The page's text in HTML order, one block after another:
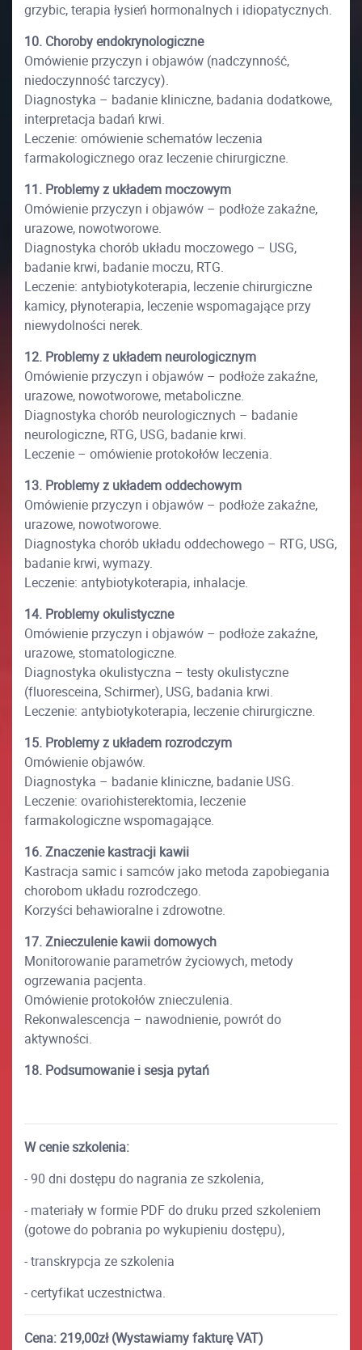
grzybic, terapia łysień hormonalnych i idiopatycznych.
10. Choroby endokrynologiczne
Omówienie przyczyn i objawów (nadczynność,
niedoczynność tarczycy).
Diagnostyka – badanie kliniczne, badania dodatkowe,
interpretacja badań krwi.
Leczenie: omówienie schematów leczenia
farmakologicznego oraz leczenie chirurgiczne.
11. Problemy z układem moczowym
Omówienie przyczyn i objawów – podłoże zakaźne,
urazowe, nowotworowe.
Diagnostyka chorób układu moczowego – USG,
badanie krwi, badanie moczu, RTG.
Leczenie: antybiotykoterapia, leczenie chirurgiczne
kamicy, płynoterapia, leczenie wspomagające przy
niewydolności nerek.
12. Problemy z układem neurologicznym
Omówienie przyczyn i objawów – podłoże zakaźne,
urazowe, nowotworowe, metaboliczne.
Diagnostyka chorób neurologicznych – badanie
neurologiczne, RTG, USG, badanie krwi.
Leczenie – omówienie protokołów leczenia.
13. Problemy z układem oddechowym
Omówienie przyczyn i objawów – podłoże zakaźne,
urazowe, nowotworowe.
Diagnostyka chorób układu oddechowego – RTG, USG,
badanie krwi, wymazy.
Leczenie: antybiotykoterapia, inhalacje.
14. Problemy okulistyczne
Omówienie przyczyn i objawów – podłoże zakaźne,
urazowe, stomatologiczne.
Diagnostyka okulistyczna – testy okulistyczne
(fluoresceina, Schirmer), USG, badania krwi.
Leczenie: antybiotykoterapia, leczenie chirurgiczne.
15. Problemy z układem rozrodczym
Omówienie objawów.
Diagnostyka – badanie kliniczne, badanie USG.
Leczenie: ovariohisterektomia, leczenie
farmakologiczne wspomagające.
16. Znaczenie kastracji kawii
Kastracja samic i samców jako metoda zapobiegania
chorobom układu rozrodczego.
Korzyści behawioralne i zdrowotne.
17. Znieczulenie kawii domowych
Monitorowanie parametrów życiowych, metody
ogrzewania pacjenta.
Omówienie protokołów znieczulenia.
Rekonwalescencja – nawodnienie, powrót do
aktywności.
18. Podsumowanie i sesja pytań
W cenie szkolenia:
- 90 dni dostępu do nagrania ze szkolenia,
- materiały w formie PDF do druku przed szkoleniem
(gotowe do pobrania po wykupieniu dostępu),
- transkrypcja ze szkolenia
- certyfikat uczestnictwa.
Cena: 219,00zł (Wystawiamy fakturę VAT)